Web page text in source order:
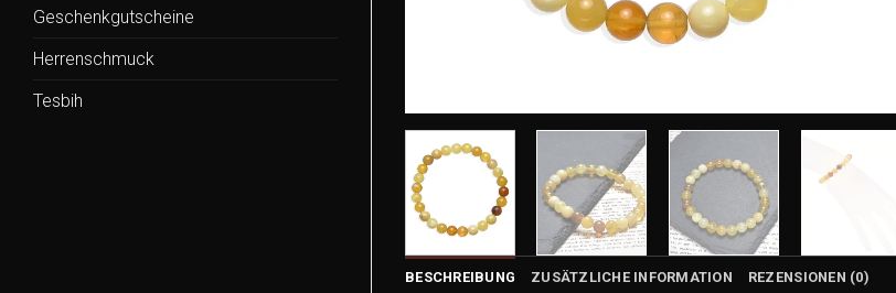
Geschenkgutscheine
Herrenschmuck
Tesbih
BESCHREIBUNG ZUSÄTZLICHE INFORMATION REZENSIONEN (0)